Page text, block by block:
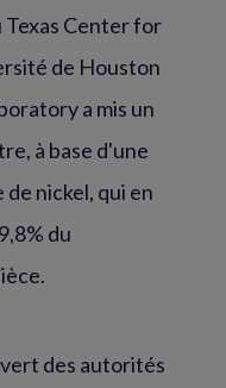
Texas Center for
de Houston
a mis un
à base d'une
nickel, qui en
du
des autorités